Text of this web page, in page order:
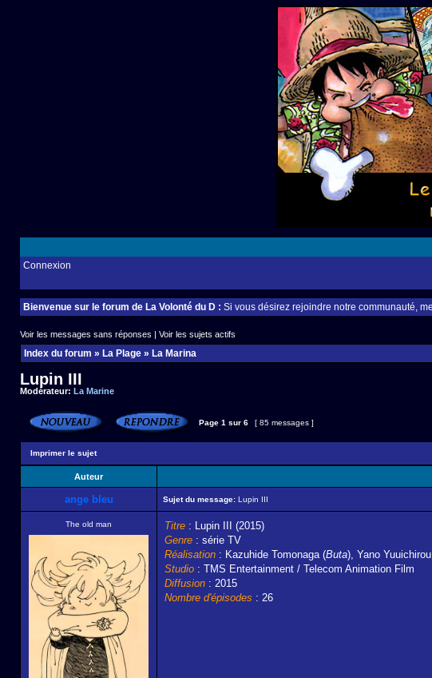
Connexion
Bienvenue sur le forum de La Volonté du D : Si vous désirez rejoindre notre communauté,
Voir les messages sans réponses | Voir les sujets actifs
Index du forum » La Plage » La Marina
Lupin III
Modérateur: La Marine
Page 1 sur 6 [ 85 messages ]
Imprimer le sujet
Auteur
ange bleu Sujet du message: Lupin III
The old man Titre : Lupin III (2015)
Genre : série TV
Réalisation : Kazuhide Tomonaga (Buta), Yano
Studio : TMS Entertainment / Telecom Animation Film
Diffusion : 2015
Nombre d'épisodes : 26